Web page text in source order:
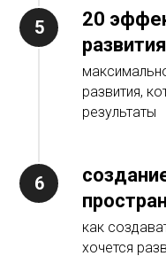
20
развития,
результаты
как
хочется